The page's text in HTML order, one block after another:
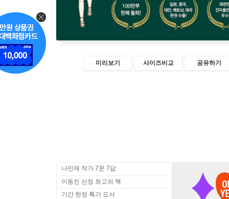
미리보기 사이즈비교 공유하기
나민애 작가 7문 7답
이동진 선정 최고의 책
기간 한정 특가 도서